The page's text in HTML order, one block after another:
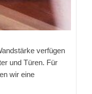
verfügen
und Türen. Für
wir eine